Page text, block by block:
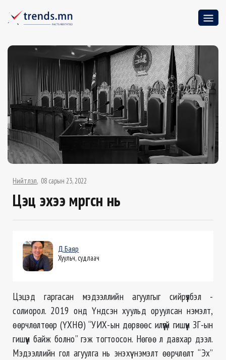
Нийтлэл 08 сарын 23, 2022
Цэц эхээ мөргөсөн нь
Д.Баяр
Хуульч, судлаач
Цэцэд гаргасан мэдээллийн агуулгыг сийрүүлбэл -
солиорол. 2019 онд Үндсэн хуульд оруулсан нэмэлт,
өөрчлөлтөөр (ҮХНӨ) “УИХ-ын дөрвөөс илүүгүй гишүүн ЗГ-ын
гишүүн байж болно” гэж тогтоосон. Нөгөө л давхар дээл.
Мэдээллийн гол агуулга нь энэхүү нэмэлт өөрчлөлт “Эх”